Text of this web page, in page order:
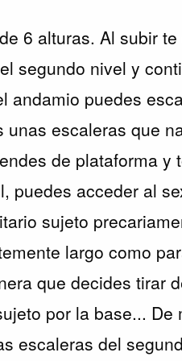
6 alturas. Al subir
segundo nivel y
andamio puedes
escaleras que
de plataforma y
puedes acceder al
sujeto
largo como
que decides tirar
por la base... De
escaleras del